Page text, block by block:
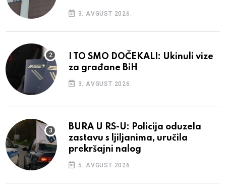
3. AVGUST 2026.
I TO SMO DOČEKALI: Ukinuli vize
za građane BiH
3. AVGUST 2026.
BURA U RS-U: Policija oduzela
zastavu s ljiljanima, uručila
prekršajni nalog
5. AVGUST 2026.